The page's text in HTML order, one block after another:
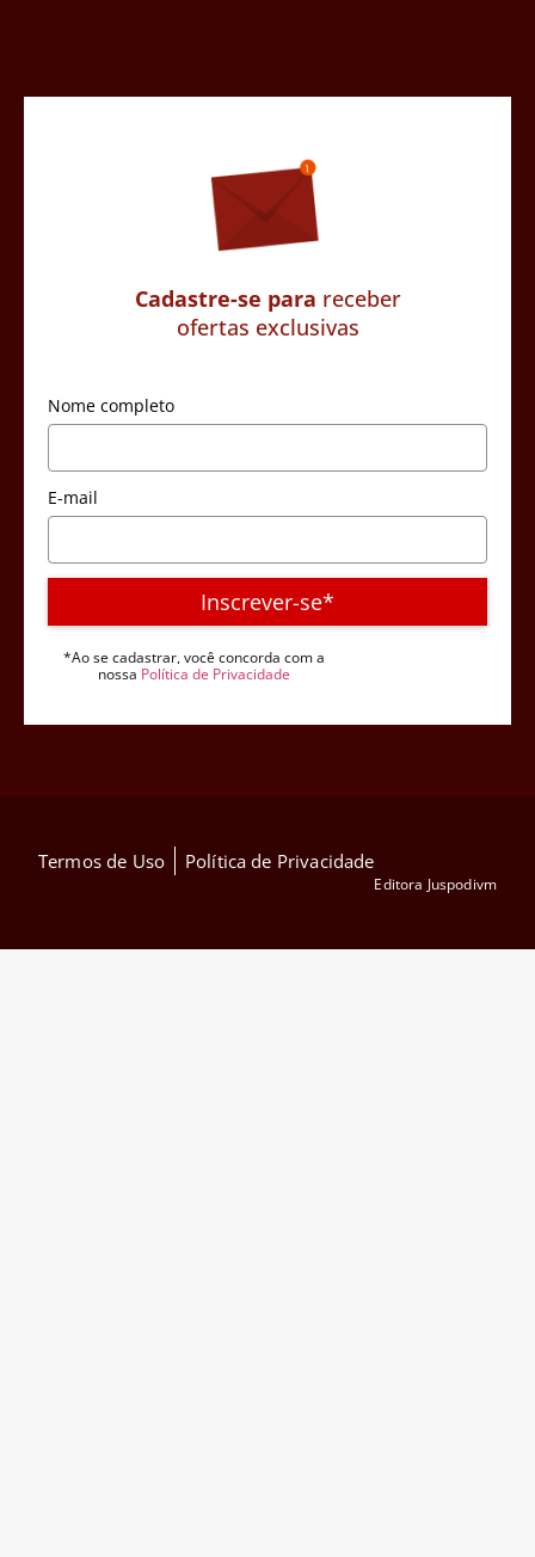
Cadastre-se para receber
ofertas exclusivas
Nome completo
E-mail
Inscrever-se*
*Ao se cadastrar, você concorda com a
nossa Política de Privacidade
Termos de Uso Política de Privacidade
Editora Juspodivm